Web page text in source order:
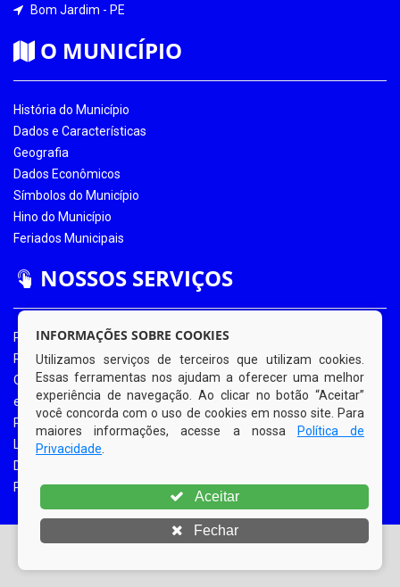
Bom Jardim - PE
O MUNICÍPIO
História do Município
Dados e Características
Geografia
Dados Econômicos
Símbolos do Município
Hino do Município
Feriados Municipais
NOSSOS SERVIÇOS
Portal da Transparência
Portal da Transparência COVID-19
Ouvidoria Eletrônica
e-SIC
Processos de Licitação
Licitações em Andamento
Diário Oficial
Portal do Contribuinte
© Copyright 2026 Prefeitura Municipal de Bom Jardim |
INFORMAÇÕES SOBRE COOKIES
Utilizamos serviços de terceiros que utilizam cookies.
Essas ferramentas nos ajudam a oferecer uma melhor
experiência de navegação. Ao clicar no botão “Aceitar”
você concorda com o uso de cookies em nosso site. Para
maiores informações, acesse a nossa
Política de
Privacidade
Aceitar
Fechar